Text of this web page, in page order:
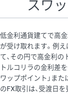
スワ
低金利通貨建てで高金
が受け取れます。例え
て、その円で高金利の
トルコリラの金利差
ワップポイント」また
のFX取引は、受渡日